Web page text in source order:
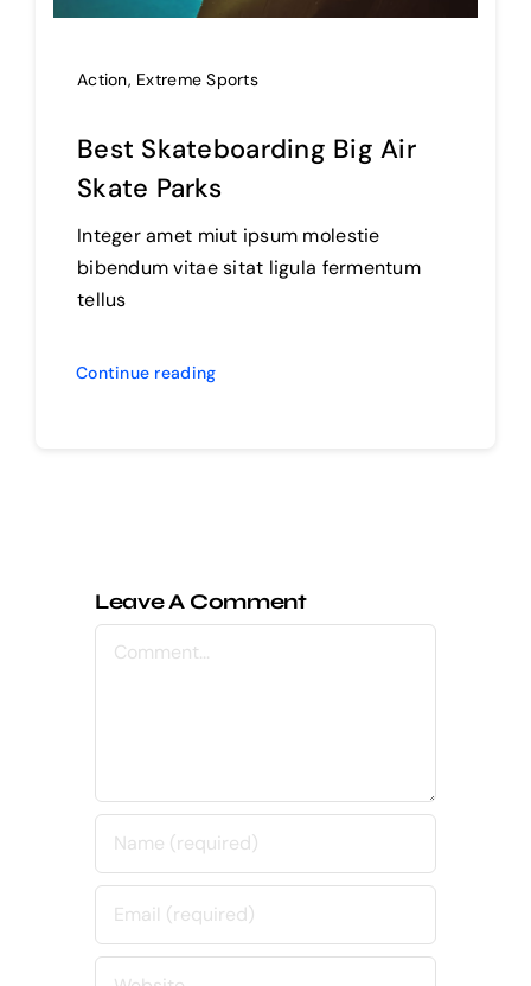
Action, Extreme Sports
Best Skateboarding Big Air
Skate Parks
Integer amet miut ipsum molestie
bibendum vitae sitat ligula fermentum
tellus
Continue reading
Leave A Comment
Comment